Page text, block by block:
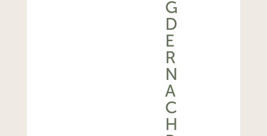
G
D
E
R
N
A
C
H